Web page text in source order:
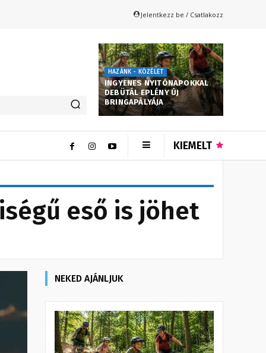
Jelentkezz be / Csatlakozz
HAZÁNK - KÖZÉLET
INGYENES NYITÓNAPOKKAL
DEBÜTÁL EPLÉNY ÚJ
BRINGAPÁLYÁJA
KIEMELT
eső is jöhet
NEKED AJÁNLJUK